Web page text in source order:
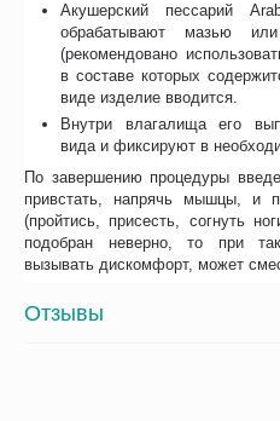
Акушерский пессарий
обрабатывают мазью
(рекомендовано
в составе которых
виде изделие вводится.
Внутри влагалища его
вида и фиксируют в
По завершению процедуры
привстать, напрячь мышцы, и
(пройтись, присесть, согнуть
подобран неверно, то при
вызывать дискомфорт, может
Отзывы